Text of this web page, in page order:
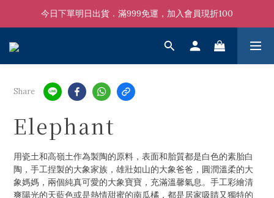
今日下單明日出貨．滿999免運，加入會員現折100
Share
Elephant
用瓷土和高嶺土作為製陶的原料，表面和胎質都是白色的素胎白
陶，手工捏製的大象家族，雄壯如山的大象爸爸，圓潤溫柔的大
象媽媽，兩個純真可愛的大象寶寶，充滿溫馨氣息。手工彩繪清
爽陽光的天藍色或是熱情甜蜜的南瓜橘，都是居家吸睛又獨特的